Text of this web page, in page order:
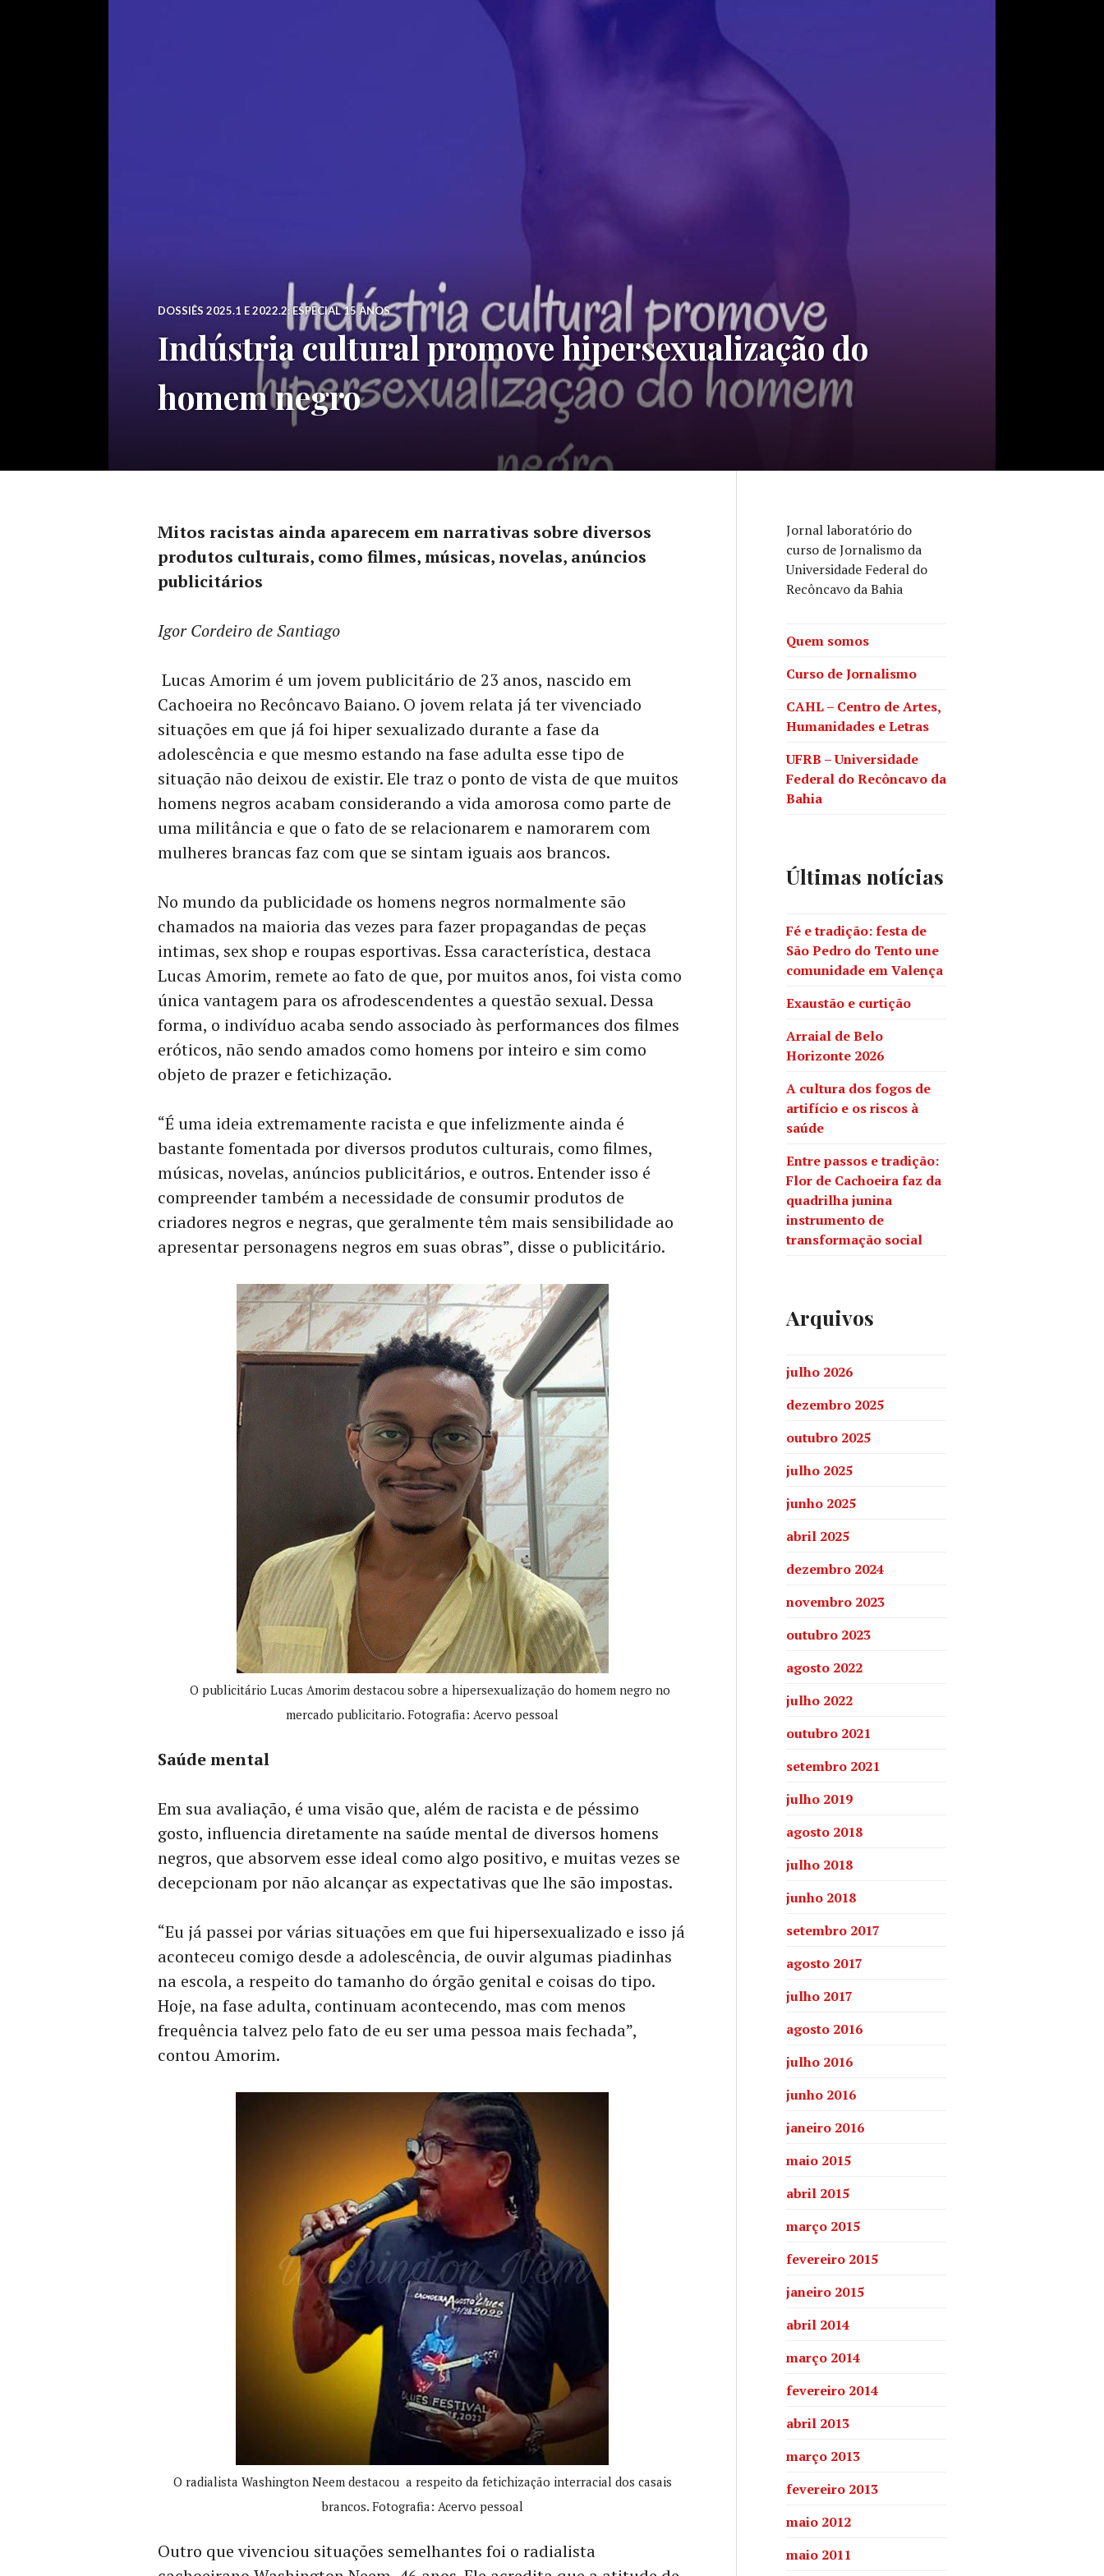
DOSSIÊS 2025.1 E 2022.2: ESPECIAL 15 ANOS
Indústria cultural promove hipersexualização do
homem negro
Mitos racistas ainda aparecem em narrativas sobre diversos
produtos culturais, como filmes, músicas, novelas, anúncios
publicitários
Igor Cordeiro de Santiago
Lucas Amorim é um jovem publicitário de 23 anos, nascido em
Cachoeira no Recôncavo Baiano. O jovem relata já ter vivenciado
situações em que já foi hiper sexualizado durante a fase da
adolescência e que mesmo estando na fase adulta esse tipo de
situação não deixou de existir. Ele traz o ponto de vista de que muitos
homens negros acabam considerando a vida amorosa como parte de
uma militância e que o fato de se relacionarem e namorarem com
mulheres brancas faz com que se sintam iguais aos brancos.
No mundo da publicidade os homens negros normalmente são
chamados na maioria das vezes para fazer propagandas de peças
intimas, sex shop e roupas esportivas. Essa característica, destaca
Lucas Amorim, remete ao fato de que, por muitos anos, foi vista como
única vantagem para os afrodescendentes a questão sexual. Dessa
forma, o indivíduo acaba sendo associado às performances dos filmes
eróticos, não sendo amados como homens por inteiro e sim como
objeto de prazer e fetichização.
“É uma ideia extremamente racista e que infelizmente ainda é
bastante fomentada por diversos produtos culturais, como filmes,
músicas, novelas, anúncios publicitários, e outros. Entender isso é
compreender também a necessidade de consumir produtos de
criadores negros e negras, que geralmente têm mais sensibilidade ao
apresentar personagens negros em suas obras”, disse o publicitário.
O publicitário Lucas Amorim destacou sobre a hipersexualização do homem negro no
mercado publicitario. Fotografia: Acervo pessoal
Saúde mental
Em sua avaliação, é uma visão que, além de racista e de péssimo
gosto, influencia diretamente na saúde mental de diversos homens
negros, que absorvem esse ideal como algo positivo, e muitas vezes se
decepcionam por não alcançar as expectativas que lhe são impostas.
“Eu já passei por várias situações em que fui hipersexualizado e isso já
aconteceu comigo desde a adolescência, de ouvir algumas piadinhas
na escola, a respeito do tamanho do órgão genital e coisas do tipo.
Hoje, na fase adulta, continuam acontecendo, mas com menos
frequência talvez pelo fato de eu ser uma pessoa mais fechada”,
contou Amorim.
O radialista Washington Neem destacou a respeito da fetichização interracial dos casais
brancos. Fotografia: Acervo pessoal
Outro que vivenciou situações semelhantes foi o radialista
Jornal laboratório do
curso de Jornalismo da
Universidade Federal do
Recôncavo da Bahia
Quem somos
Curso de Jornalismo
CAHL – Centro de Artes,
Humanidades e Letras
UFRB – Universidade
Federal do Recôncavo da
Bahia
Últimas notícias
Fé e tradição: festa de
São Pedro do Tento une
comunidade em Valença
Exaustão e curtição
Arraial de Belo
Horizonte 2026
A cultura dos fogos de
artifício e os riscos à
saúde
Entre passos e tradição:
Flor de Cachoeira faz da
quadrilha junina
instrumento de
transformação social
Arquivos
julho 2026
dezembro 2025
outubro 2025
julho 2025
junho 2025
abril 2025
dezembro 2024
novembro 2023
outubro 2023
agosto 2022
julho 2022
outubro 2021
setembro 2021
julho 2019
agosto 2018
julho 2018
junho 2018
setembro 2017
agosto 2017
julho 2017
agosto 2016
julho 2016
junho 2016
janeiro 2016
maio 2015
abril 2015
março 2015
fevereiro 2015
janeiro 2015
abril 2014
março 2014
fevereiro 2014
abril 2013
março 2013
fevereiro 2013
maio 2012
maio 2011